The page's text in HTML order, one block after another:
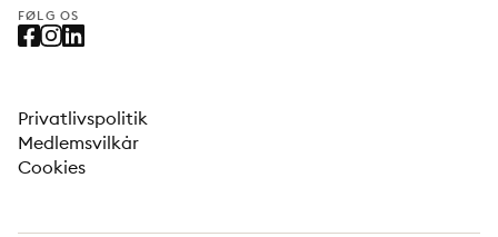
FØLG OS
Privatlivspolitik
Medlemsvilkår
Cookies